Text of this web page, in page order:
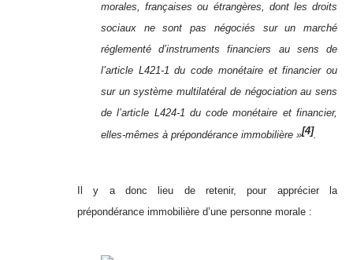
morales, françaises ou étrangères, dont les droits
sociaux ne sont pas négociés sur un marché
réglementé d’instruments financiers au sens de
l’article L421-1 du code monétaire et financier ou
sur un système multilatéral de négociation au sens
de l’article L424-1 du code monétaire et financier,
elles-mêmes à prépondérance immobilière »[4].
Il y a donc lieu de retenir, pour apprécier la
prépondérance immobilière d’une personne morale :